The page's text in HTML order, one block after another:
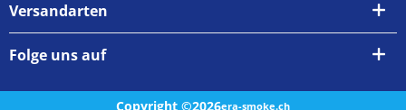
Newsletter
Rückgabe & Umtausch
Versandarten
Folge uns auf
Copyright ©2026era-smoke.ch